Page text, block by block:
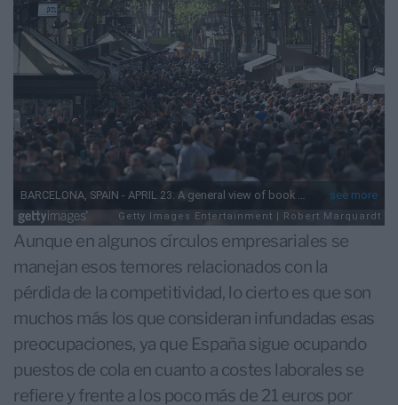
Aunque en algunos círculos empresariales se
manejan esos temores relacionados con la
pérdida de la competitividad, lo cierto es que son
muchos más los que consideran infundadas esas
preocupaciones, ya que España sigue ocupando
puestos de cola en cuanto a costes laborales se
refiere y frente a los poco más de 21 euros por